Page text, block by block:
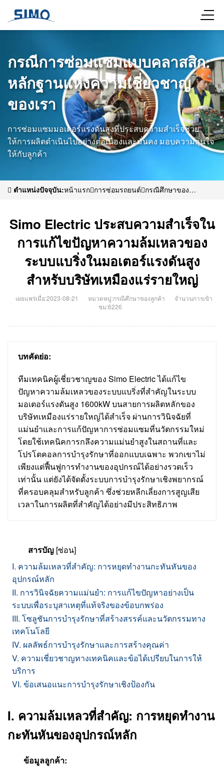
กรณีการซ่อมแซมแบบคลาสสิก:
หลักฐานแห่งความเชี่ยวชาญ
ของเรา
การซ่อมแซมมอเตอร์แรงดันสูงที่ประสบความสำเร็จช่วย
ให้การผลิตดำเนินไปอย่างต่อเนื่องและมั่นคง มอบความอุ่นใจ
ให้กับลูกค้า
ตำแหน่งปัจจุบัน:หน้าแรก การซ่อมรถยนต์ กรณีศึกษาของ
ใหญ่
Simo Electric ประสบความสำเร็จใน
การแก้ไขปัญหาความล้มเหลวของ
ระบบแบริ่งในมอเตอร์แรงดันสูง
สำหรับบริษัทเหมืองแร่รายใหญ่
เผยแพร่เมื่อ:2023-08-21 หมวดหมู่:กรณีศึกษาของลูกค้า
จำนวนการเข้า
ชม:6226
บทคัดย่อ:
ทีมเทคนิคผู้เชี่ยวชาญของ Simo Electric ได้แก้ไข
ปัญหาความล้มเหลวของระบบแบริ่งที่สำคัญในระบบ
มอเตอร์แรงดันสูง 1600kW บนสายการผลิตหลักของ
บริษัทเหมืองแร่รายใหญ่ได้สำเร็จ ผ่านการวินิจฉัยที่
แม่นยำและการแก้ปัญหาการซ่อมแซมที่นวัตกรรมใหม่
โดยใช้เทคนิคการกลึงความแม่นยำสูงในสถานที่และ
โปรโตคอลการบำรุงรักษาที่ออกแบบเฉพาะ พวกเขาไม่
เพียงแต่ฟื้นฟูการทำงานของอุปกรณ์ได้อย่างรวดเร็ว
เท่านั้น แต่ยังได้จัดตั้งระบบการบำรุงรักษาเชิงพยากรณ์
ที่ครอบคลุมสำหรับลูกค้า ซึ่งช่วยหลีกเลี่ยงการสูญเสีย
เวลาในการผลิตที่สำคัญได้อย่างมีประสิทธิภาพ
สารบัญ [ซ่อน]
I. ความล้มเหลวที่สำคัญ: การหยุดทำงานกะทันหันของ
อุปกรณ์หลัก
II. การวินิจฉัยความแม่นยำ: การแก้ไขปัญหาอย่างเป็น
ระบบเพื่อระบุสาเหตุที่แท้จริงของข้อบกพร่อง
III. โซลูชันการบำรุงรักษาที่สร้างสรรค์และนวัตกรรมทาง
เทคโนโลยี
IV. ผลลัพธ์การบำรุงรักษาและการสร้างคุณค่า
V. ความเชี่ยวชาญทางเทคนิคและข้อได้เปรียบในการให้
บริการ
VI. ข้อเสนอแนะการบำรุงรักษาเชิงป้องกัน
I. ความล้มเหลวที่สำคัญ: การหยุดทำงาน
กะทันหันของอุปกรณ์หลัก
ข้อมูลลูกค้า: